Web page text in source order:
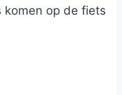
komen op de fiets